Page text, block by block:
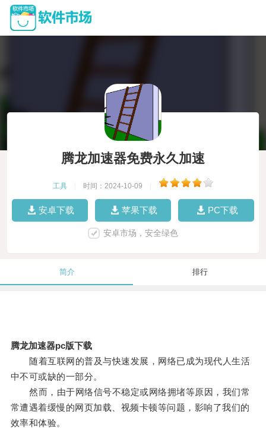
腾龙加速器免费永久加速
工具 时间：2024-10-09
安卓下载 苹果下载 PC下载
安卓市场，安全绿色
简介 排行
腾龙加速器pc版下载
随着互联网的普及与快速发展，网络已成为现代人生活
中不可或缺的一部分。
然而，由于网络信号不稳定或网络拥堵等原因，我们常
常遭遇着缓慢的网页加载、视频卡顿等问题，影响了我们的
效率和体验。